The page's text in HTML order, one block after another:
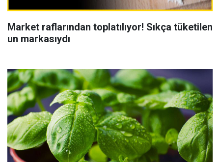
Market raflarından toplatılıyor! Sıkça tüketilen
un markasıydı